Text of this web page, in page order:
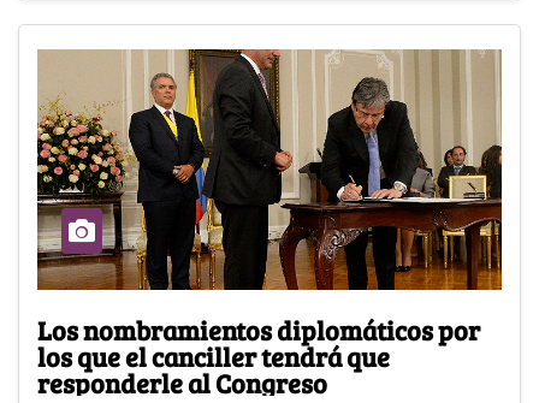
Los nombramientos diplomáticos por
los que el canciller tendrá que
responderle al Congreso